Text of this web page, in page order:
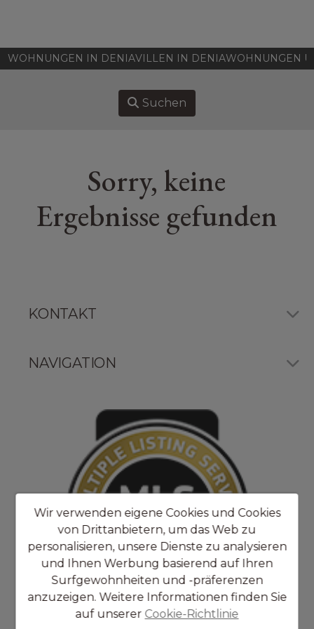
IMMOBILIEN ZU VERKAUFEN
ASSOCIATES
WOHNUNGEN IN DENIAVILLEN IN DENIAWOHNUNGEN
Suchen
Sorry, keine
Ergebnisse gefunden
KONTAKT
NAVIGATION
Wir verwenden eigene Cookies und Cookies
von Drittanbietern, um das Web zu
personalisieren, unsere Dienste zu analysieren
und Ihnen Werbung basierend auf Ihren
Surfgewohnheiten und -präferenzen
anzuzeigen. Weitere Informationen finden Sie
auf unserer Cookie-Richtlinie